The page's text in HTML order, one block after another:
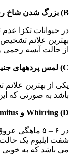
B) بزرگ شدن شاخ رحم:
در حیوانات تکزا
بهترین علائم
از حالت آبسه رحمی
C) لمس پردههای جنینی:
یکی از بهترین
باشد به صورتی که
Whirring (D و Fremitus :
شفت ایلیوم یک
می باشد که به